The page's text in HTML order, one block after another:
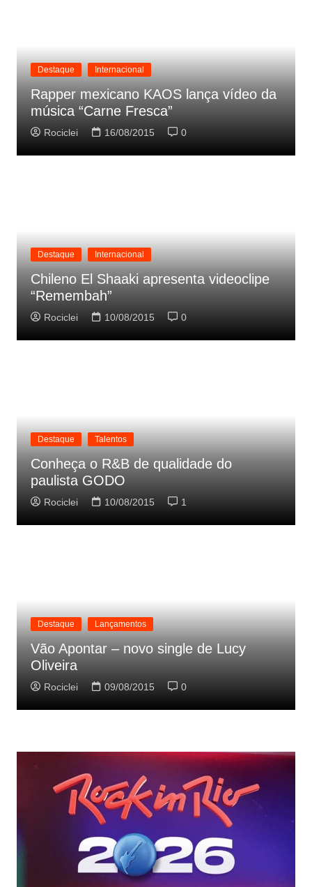
Destaque Internacional
Rapper mexicano KAOS lança vídeo da
música “Carne Fresca”
Rociclei 16/08/2015 0
Destaque Internacional
Chileno El Shaaki apresenta videoclipe
“Remembah”
Rociclei 10/08/2015 0
Destaque Talentos
Conheça o R&B de qualidade do
paulista GODO
Rociclei 10/08/2015 1
Destaque Lançamentos
Vão Apontar – novo single de Lucy
Oliveira
Rociclei 09/08/2015 0